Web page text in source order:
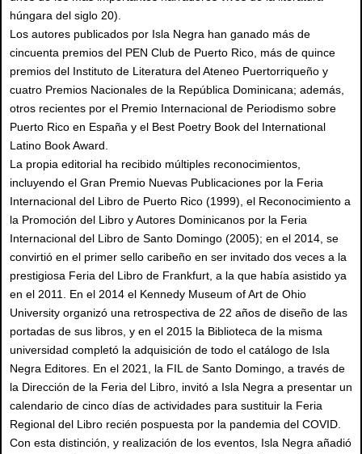
húngara del siglo 20).
Los autores publicados por Isla Negra han ganado más de
cincuenta premios del PEN Club de Puerto Rico, más de quince
premios del Instituto de Literatura del Ateneo Puertorriqueño y
cuatro Premios Nacionales de la República Dominicana; además,
otros recientes por el Premio Internacional de Periodismo sobre
Puerto Rico en España y el Best Poetry Book del International
Latino Book Award.
La propia editorial ha recibido múltiples reconocimientos,
incluyendo el Gran Premio Nuevas Publicaciones por la Feria
Internacional del Libro de Puerto Rico (1999), el Reconocimiento a
la Promoción del Libro y Autores Dominicanos por la Feria
Internacional del Libro de Santo Domingo (2005); en el 2014, se
convirtió en el primer sello caribeño en ser invitado dos veces a la
prestigiosa Feria del Libro de Frankfurt, a la que había asistido ya
en el 2011. En el 2014 el Kennedy Museum of Art de Ohio
University organizó una retrospectiva de 22 años de diseño de las
portadas de sus libros, y en el 2015 la Biblioteca de la misma
universidad completó la adquisición de todo el catálogo de Isla
Negra Editores. En el 2021, la FIL de Santo Domingo, a través de
la Dirección de la Feria del Libro, invitó a Isla Negra a presentar un
calendario de cinco días de actividades para sustituir la Feria
Regional del Libro recién pospuesta por la pandemia del COVID.
Con esta distinción, y realización de los eventos, Isla Negra añadió